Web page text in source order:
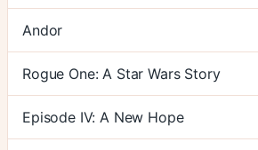
Andor
Rogue One: A Star Wars Story
Episode IV: A New Hope